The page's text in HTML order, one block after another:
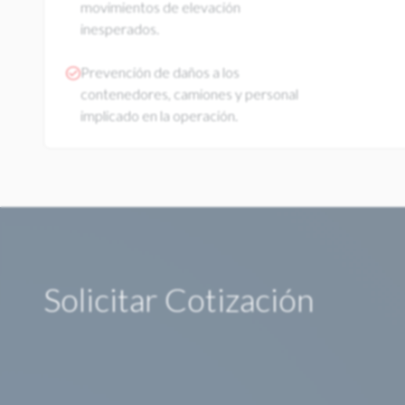
movimientos de elevación
inesperados.
Prevención de daños a los
contenedores, camiones y personal
implicado en la operación.
Solicitar Cotización